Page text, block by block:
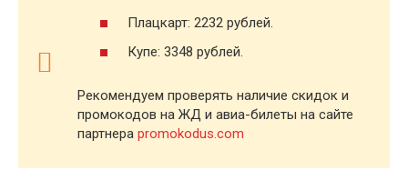
Плацкарт: 2232 рублей.
Купе: 3348 рублей.
Рекомендуем проверять наличие скидок и
промокодов на ЖД и авиа-билеты на сайте
партнера promokodus.com